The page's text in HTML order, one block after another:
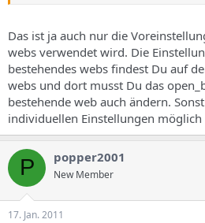
Das ist ja auch nur die
webs verwendet wird. Die
bestehendes webs findest Du auf
webs und dort musst Du das
bestehende web auch ändern.
individuellen Einstellungen möglich
P popper2001
New Member
17. Jan. 2011